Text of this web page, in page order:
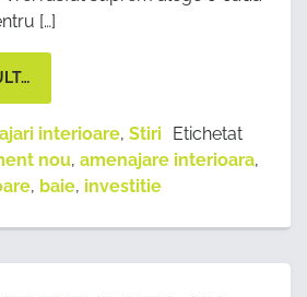
[…]
interioare, Stiri
Etichetat
nou, amenajare interioara,
, baie, investitie